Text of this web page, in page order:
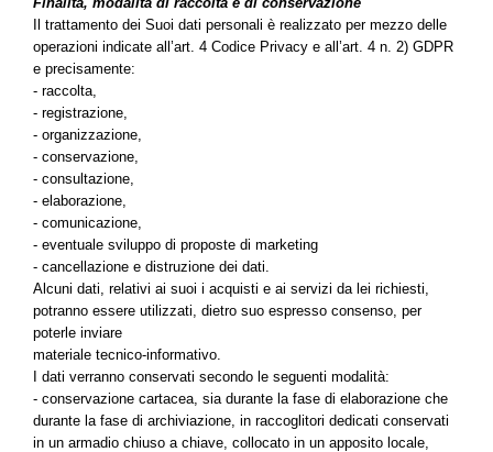
Il trattamento dei Suoi dati personali è realizzato per mezzo delle
operazioni indicate all’art. 4 Codice Privacy e all’art. 4 n. 2) GDPR
e precisamente:
- raccolta,
- registrazione,
- organizzazione,
- conservazione,
- consultazione,
- elaborazione,
- comunicazione,
- eventuale sviluppo di proposte di marketing
- cancellazione e distruzione dei dati.
Alcuni dati, relativi ai suoi i acquisti e ai servizi da lei richiesti,
potranno essere utilizzati, dietro suo espresso consenso, per
poterle inviare
materiale tecnico-informativo.
I dati verranno conservati secondo le seguenti modalità:
- conservazione cartacea, sia durante la fase di elaborazione che
durante la fase di archiviazione, in raccoglitori dedicati conservati
in un armadio chiuso a chiave, collocato in un apposito locale,